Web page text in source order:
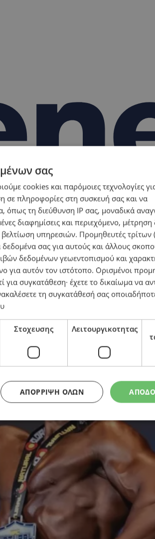
bodybuilding (εικόνες)
σας
cookies και παρόμοιες τεχνολογίες
σε πληροφορίες στη συσκευή σας και να
όπως τη διεύθυνση IP σας, μοναδικά
διαφημίσεις και περιεχόμενο,
βελτίωση υπηρεσιών. Προμηθευτές τρίτων
δεδομένα σας για αυτούς και άλλους
δεδομένων γεωεντοπισμού και
για αυτόν τον ιστότοπο. Ορισμένοι
συγκατάθεση· έχετε το δικαίωμα να
τη συγκατάθεσή σας
Στοχευσης Λειτουργικοτητας
ΑΠΌΡΡΙΨΗ ΌΛΩΝ